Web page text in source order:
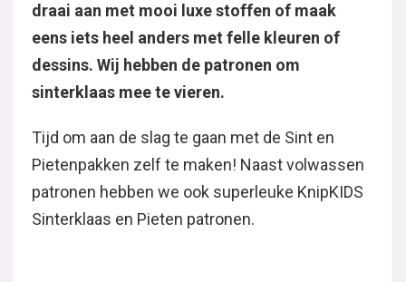
draai aan met mooi luxe stoffen of maak
eens iets heel anders met felle kleuren of
dessins. Wij hebben de patronen om
sinterklaas mee te vieren.
Tijd om aan de slag te gaan met de Sint en
Pietenpakken zelf te maken! Naast volwassen
patronen hebben we ook superleuke KnipKIDS
Sinterklaas en Pieten patronen.